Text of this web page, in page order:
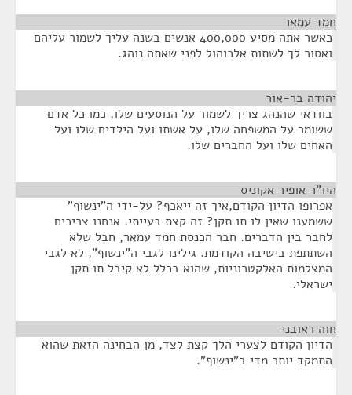
חמד עמאר
כאשר אתה מסיע 400,000 אנשים בשנה עליך לשמור עליהם
ואסור לך לשתות אלכוהול לפני שאתה נוהג.
יהודה בר-אור
בוודאי שהנהג צריך לשמור על הנוסעים שלו, כמו כל אדם
ששומר על המשפחה שלו, על אשתו ועל הילדים שלו ועל
האחים שלו ועל החברים שלו.
היו"ר אופיר אקוניס
אפרופו הדיון הקודם,איך זה ייאכף? על-ידי ה"ינשוף"
ששמענו שאין לו תו תקן? זה קצת בעייתי. אנחנו צריכים
לחבר בין הדברים. חבר הכנסת חמד עמאר, חבל שלא
השתתפת בישיבה הקודמת. גילינו לגבי ה"ינשוף", לא לגבי
המצלמות האלקטרוניות, שהוא בכלל לא קיבל תו תקן
ישראלי.
חוה ראובני
הדיון הקודם לצערי הלך קצת לצד, מן הבחינה הזאת שהוא
התמקד יותר מדי ב"ינשוף".